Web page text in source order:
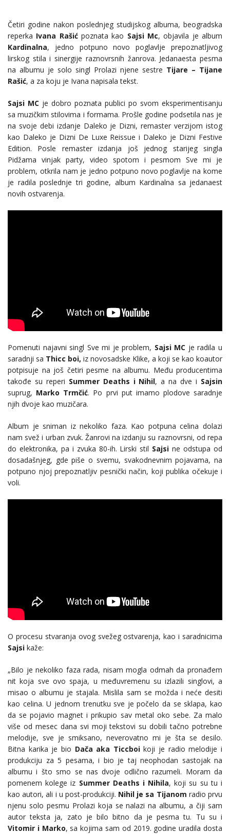
Četiri godine nakon poslednjeg studijskog albuma, beogradska
reperka Ivana Rašićpoznata kao Sajsi Mc, objavila je album
Kardinalna, jedno potpuno novo poglavlje prepoznatljivog
lirskog stila i sinergije raznovrsnih žanrova. Jedanaesta pesma
na albumu je solo singl Prolazi njene sestre Tijare – Tijane
Rašić, a za koju je Ivana napisala tekst.
Sajsi MC je dobro poznata publici po svom eksperimentisanju
sa muzičkim stilovima i formama. Prošle godine podsetila nas je
na svoje debi izdanje Daleko je Dizni, remaster verzijom istog
kao Daleko je Dizni De Luxe Reissue i Daleko je Dizni Festive
Edition. Posle remaster izdanja još jednog starijeg singla
Pidžama vinjak party, video spotom i pesmom Sve mi je
problem, otkrila nam je jedno potpuno novo poglavlje na kome
je radila poslednje tri godine, album Kardinalna sa jedanaest
novih ostvarenja.
Pomenuti najavni singl Sve mi je problem, Sajsi MC je radila u
saradnji sa Thicc boi, iz novosadske Klike, a koji se kao koautor
potpisuje na još četiri pesme na albumu. Među producentima
takođe su reperi Summer Deaths i Nihil, a na dve i Sajsin
suprug, Marko Trmčić. Po prvi put imamo plodove saradnje
njih dvoje kao muzičara.
Album je sniman iz nekoliko faza. Kao potpuna celina dolazi
nam svež i urban zvuk. Žanrovi na izdanju su raznovrsni, od repa
do elektronika, pa i zvuka 80-ih. Lirski stil Sajsi ne odstupa od
dosadašnjeg, gde piše o svemu, svakodnevnim pojavama, na
potpuno njoj prepoznatljiv pesnički način, koji publika očekuje i
voli.
O procesu stvaranja ovog svežeg ostvarenja, kao i saradnicima
Sajsi kaže:
„Bilo je nekoliko faza rada, nisam mogla odmah da pronađem
nit koja sve ovo spaja, u međuvremenu su izlazili singlovi, a
misao o albumu je stajala. Mislila sam se možda i neće desiti
kao celina. U jednom trenutku sve je počelo da se sklapa, kao
da se pojavio magnet i prikupio sav metal oko sebe. Za malo
više od mesec dana svi moji tekstovi su dobili tačno potrebne
melodije, sve je smiksano, neverovatno mi je šta se desilo.
Bitna karika je bio Dača aka Ticcboikoji je radio melodije i
produkciju za 5 pesama, i bio je taj neophodan sastojak na
albumu i što smo se nas dvoje odlično razumeli. Moram da
pomenem kolege iz Summer Deaths i Nihila, koji su su tu i
kao autori, ali i u post-produkciji. Nihil je sa Tijanom radio prvu
njenu solo pesmu Prolazi koja se nalazi na albumu, a čiji sam
autor teksta ja, zato je bilo bitno da je pesma tu. Tu su i
Vitomir i Marko, sa kojima sam od 2019. godine uradila dosta